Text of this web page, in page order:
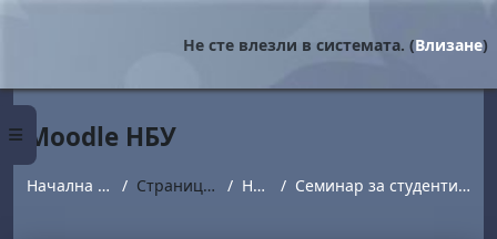
Страничен панел
Не сте влезли в системата. (Влизане)
Moodle НБУ
Начална страница Страници от сайта Новини Семинар за студенти „Как да цитирам"